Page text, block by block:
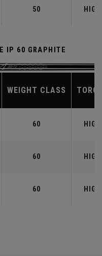
50 HIGH
IP 60 GRAPHITE
WEIGHT CLASS
60 HIGH
60 HIGH
60 HIGH